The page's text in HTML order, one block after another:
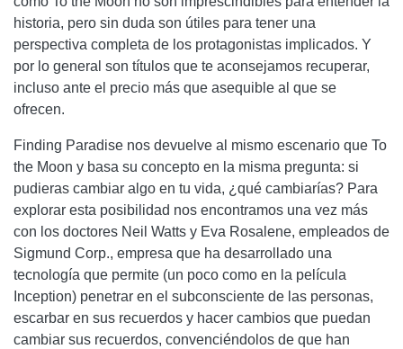
historia, pero sin duda son útiles para tener una
perspectiva completa de los protagonistas implicados. Y
por lo general son títulos que te aconsejamos recuperar,
incluso ante el precio más que asequible al que se
ofrecen.
Finding Paradise nos devuelve al mismo escenario que To
the Moon y basa su concepto en la misma pregunta: si
pudieras cambiar algo en tu vida, ¿qué cambiarías? Para
explorar esta posibilidad nos encontramos una vez más
con los doctores Neil Watts y Eva Rosalene, empleados de
Sigmund Corp., empresa que ha desarrollado una
tecnología que permite (un poco como en la película
Inception) penetrar en el subconsciente de las personas,
escarbar en sus recuerdos y hacer cambios que puedan
cambiar sus recuerdos, convenciéndolos de que han